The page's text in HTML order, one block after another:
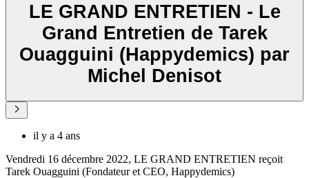
LE GRAND ENTRETIEN - Le
Grand Entretien de Tarek
Ouagguini (Happydemics) par
Michel Denisot
il y a 4 ans
Vendredi 16 décembre 2022, LE GRAND ENTRETIEN reçoit
Tarek Ouagguini (Fondateur et CEO, Happydemics)